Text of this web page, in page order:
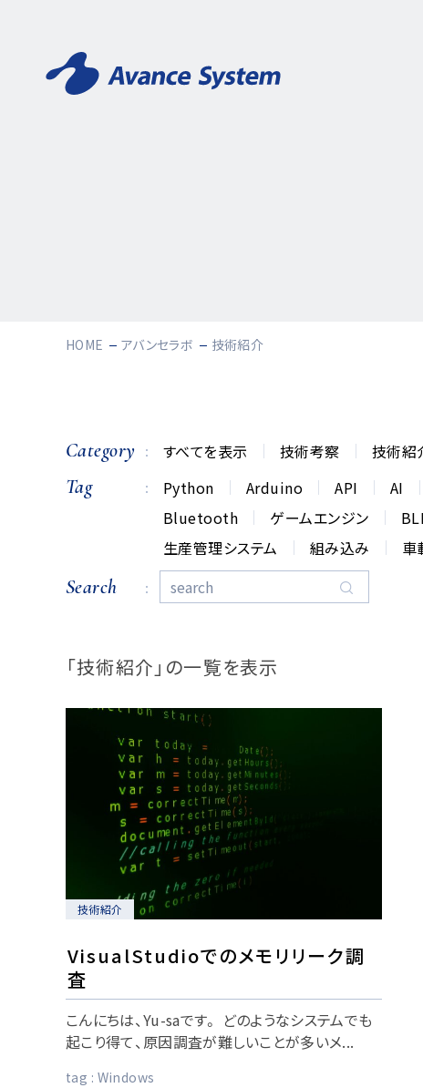
HOME アバンセラボ 技術紹介
Category すべてを表示 技術考察 技術紹
Tag Python Arduino API AI
Bluetooth
ゲームエンジン
生産管理システム
組み込み 車
Search
「技術紹介」の一覧を表示
技術紹介
VisualStudioでのメモリリーク調
査
こんにちは、Yu-saです。 どのようなシステムでも
起こり得て、原因調査が難しいことが多いメ...
tag : Windows